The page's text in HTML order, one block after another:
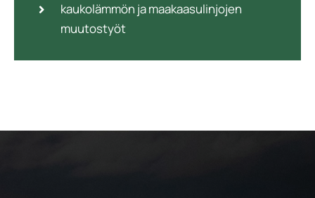
kaukolämmön ja maakaasulinjojen
muutostyöt